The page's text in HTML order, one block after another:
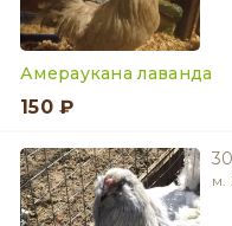
Амераукана лаванда
150 ₽
м.